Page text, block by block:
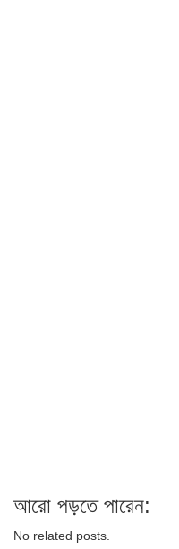
আরো পড়তে পারেন:
No related posts.